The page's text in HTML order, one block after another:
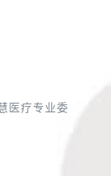
医疗专业委